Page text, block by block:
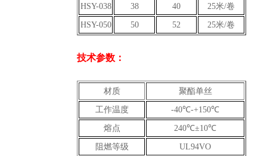
HSY-038 38 40 25米/卷
HSY-050 50 52 25米/卷
技术参数：
材质 聚酯单丝
工作温度 -40℃-+150℃
熔点 240℃±10℃
阻燃等级 UL94VO